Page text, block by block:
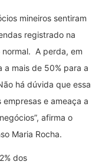
mineiros sentiram
registrado na
normal. A perda, em
a mais de 50% para a
há dúvida que essa
e ameaça a
afirma o
Maria Rocha.
dos